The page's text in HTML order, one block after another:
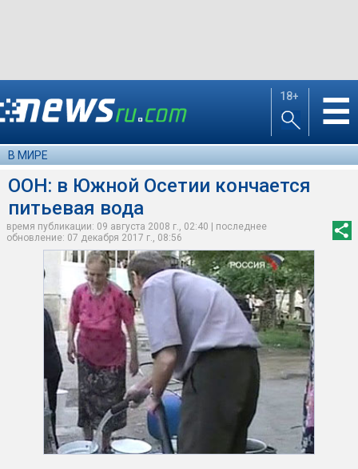
18+ ☰
В МИРЕ
ООН: в Южной Осетии кончается
питьевая вода
время публикации: 09 августа 2008 г., 02:40 | последнее
обновление: 07 декабря 2017 г., 08:56